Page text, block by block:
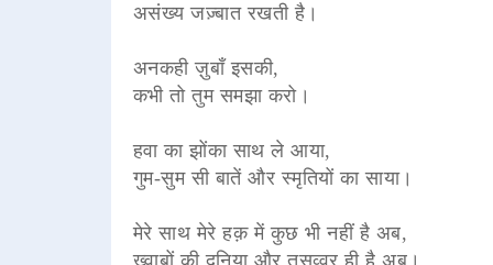
असंख्य जज़्बात रखती है।
अनकही ज़ुबाँ इसकी,
कभी तो तुम समझा करो।
हवा का झोंका साथ ले आया,
गुम-सुम सी बातें और स्मृतियों का साया।
मेरे साथ मेरे हक़ में कुछ भी नहीं है अब,
ख़्वाबों की दुनिया और तसव्वुर ही है अब।